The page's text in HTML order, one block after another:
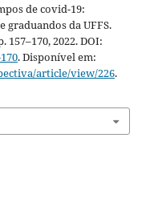
de covid-19:
graduandos da UFFS.
157–170, 2022. DOI:
. Disponível em:
article/view/226.